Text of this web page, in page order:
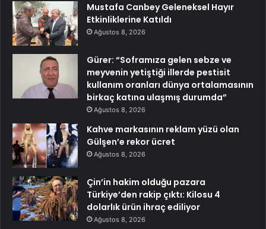
Mustafa Canbey Geleneksel Hayır
Etkinliklerine Katıldı
Ağustos 8, 2026
Gürer: “Soframıza gelen sebze ve
meyvenin yetiştiği illerde pestisit
kullanım oranları dünya ortalamasının
birkaç katına ulaşmış durumda”
Ağustos 8, 2026
Kahve markasının reklam yüzü olan
Gülşen’e rekor ücret
Ağustos 8, 2026
Çin’in hakim olduğu pazara
Türkiye’den rakip çıktı: Kilosu 4
dolarlık ürün ihraç ediliyor
Ağustos 8, 2026